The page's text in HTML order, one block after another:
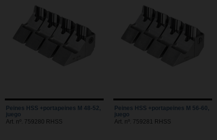
Peines HSS +portapeines M 48-52,
juego
Art. nº. 759280 RHSS
Peines HSS +portapeines M 56-60,
juego
Art. nº. 759281 RHSS